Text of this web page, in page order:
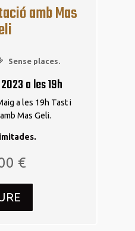
amb Mas
Sense places.
a les 19h
a les 19h Tast i
Mas Geli.
€